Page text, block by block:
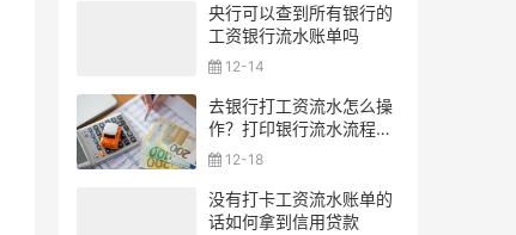
央行可以查到所有银行的
工资银行流水账单吗
12-14
去银行打工资流水怎么操
作？打印银行流水流程一
览 12-18
没有打卡工资流水账单的
话如何拿到信用贷款